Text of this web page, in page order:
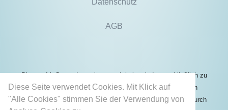
Diese Seite verwendet Cookies. Mit Klick auf
"Alle Cookies" stimmen Sie der Verwendung von
Datenschutz
AGB
Die von McGesund angebotenen Inhalte sind ausschließlich zu
Informationszwecken bestimmt und können unter keinen
Umständen die Behandlung oder professionelle Beratung durch